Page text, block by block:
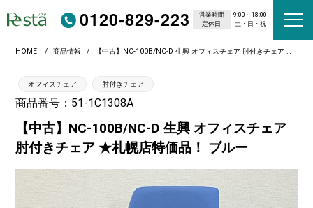
0120-829-223 営業時間
9:00～18:00
定休日
土・日・祝
HOME 商品情報 【中古】NC-100B/NC-D 生興 オフィスチェア 肘付きチェア ★札幌店特価品！ ブルー
オフィスチェア 肘付きチェア
商品番号：51-1C1308A
【中古】NC-100B/NC-D 生興 オフィスチェア
肘付きチェア ★札幌店特価品！ ブルー